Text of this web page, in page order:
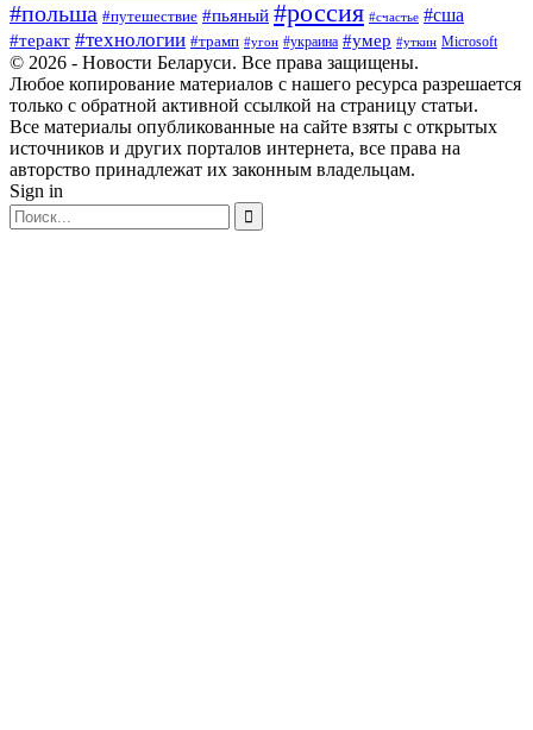
#польша #путешествие #пьяный #россия #счастье #сша
#теракт #технологии #трамп #угон #украина #умер #уткин Microsoft
© 2026 - Новости Беларуси. Все права защищены.
Любое копирование материалов с нашего ресурса разрешается
только с обратной активной ссылкой на страницу статьи.
Все материалы опубликованные на сайте взяты с открытых
источников и других порталов интернета, все права на
авторство принадлежат их законным владельцам.
Sign in